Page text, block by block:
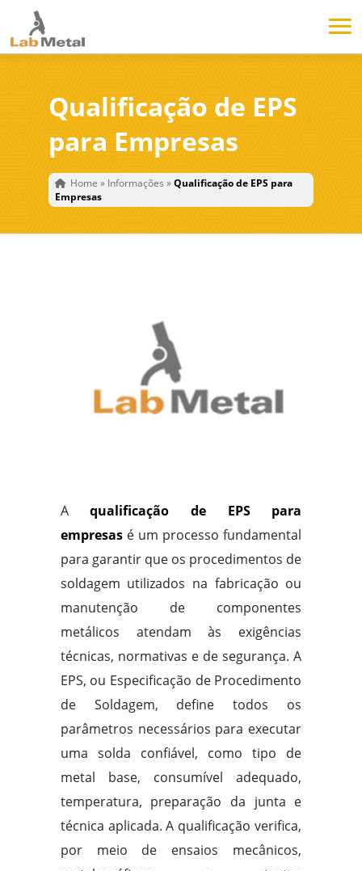
Qualificação de EPS
para Empresas
Home » Informações »Qualificação de EPS para
Empresas
Aqualificação de EPS para
empresasé um processo fundamental
para garantir que os procedimentos de
soldagem utilizados na fabricação ou
manutenção de componentes
metálicos atendam às exigências
técnicas, normativas e de segurança. A
EPS, ou Especificação de Procedimento
de Soldagem, define todos os
parâmetros necessários para executar
uma solda confiável, como tipo de
metal base, consumível adequado,
temperatura, preparação da junta e
técnica aplicada. A qualificação verifica,
por meio de ensaios mecânicos,